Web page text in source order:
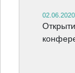
02.06.2020